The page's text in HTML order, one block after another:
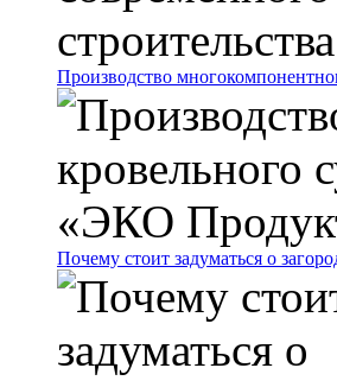
Производство
Почему стоит задуматься о